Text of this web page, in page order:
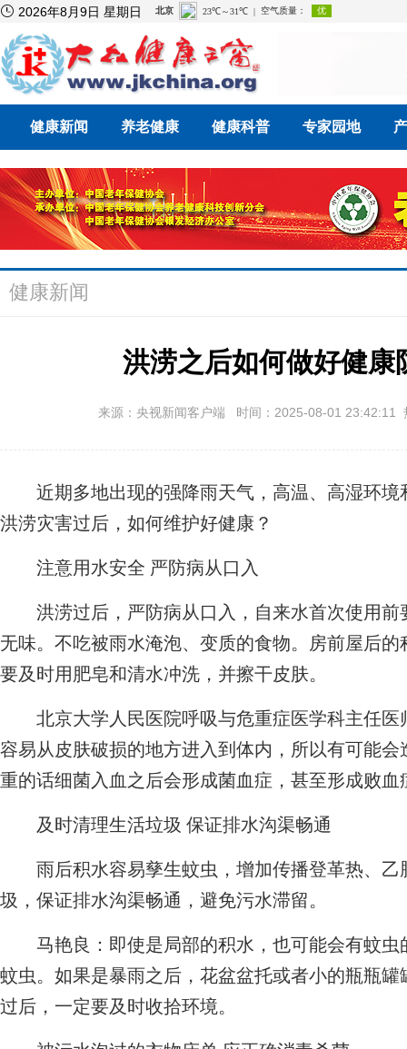
 2026年8月9日 星期日
健康新闻 养老健康 健康科普 专家园地
健康新闻
洪涝之后如何做好健康
来源：央视新闻客户端 时间：2025-08-01 23:42:11
近期多地出现的强降雨天气，高温、高湿环境
洪涝灾害过后，如何维护好健康？
注意用水安全 严防病从口入
洪涝过后，严防病从口入，自来水首次使用前
无味。不吃被雨水淹泡、变质的食物。房前屋后
要及时用肥皂和清水冲洗，并擦干皮肤。
北京大学人民医院呼吸与危重症医学科主任医
容易从皮肤破损的地方进入到体内，所以有可能
重的话细菌入血之后会形成菌血症，甚至形成败血
及时清理生活垃圾 保证排水沟渠畅通
雨后积水容易孳生蚊虫，增加传播登革热、乙
圾，保证排水沟渠畅通，避免污水滞留。
马艳良：即使是局部的积水，也可能会有蚊虫
蚊虫。如果是暴雨之后，花盆盆托或者小的瓶瓶
过后，一定要及时收拾环境。